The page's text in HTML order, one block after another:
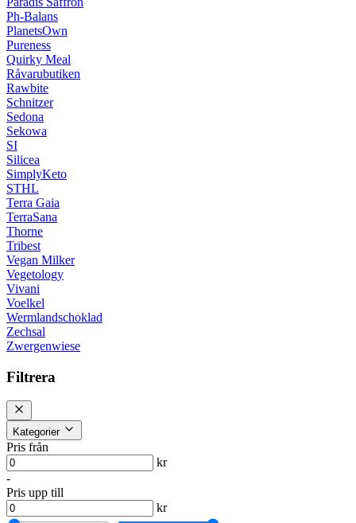
Ph-Balans
PlanetsOwn
Pureness
Quirky Meal
Råvarubutiken
Rawbite
Schnitzer
Sedona
Sekowa
SI
Silicea
SimplyKeto
STHL
Terra Gaia
TerraSana
Thorne
Tribest
Vegan Milker
Vegetology
Vivani
Voelkel
Wermlandschoklad
Zechsal
Zwergenwiese
Filtrera
Kategorier
Pris från
kr
-
Pris upp till
kr